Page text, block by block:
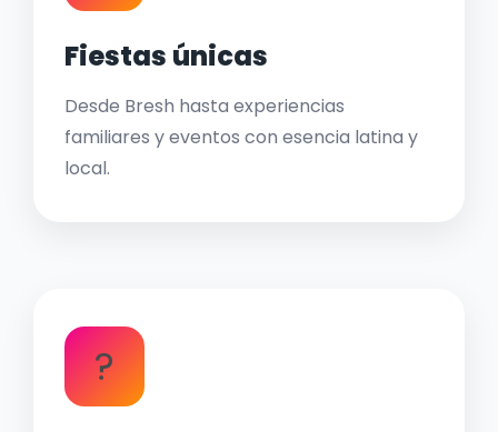
Fiestas únicas
Desde Bresh hasta experiencias
familiares y eventos con esencia latina y
local.
?